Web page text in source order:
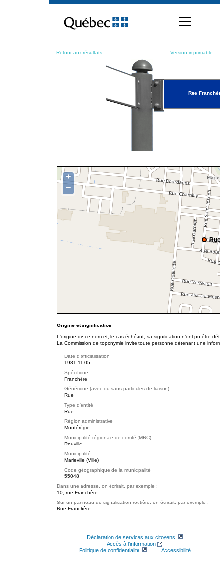
contenu
Retour aux résultats Version imprimable
Rue
+
−
Origine et signification
L'origine de ce nom et, le cas échéant, sa signification n’ont pu être
La Commission de toponymie invite toute personne détenant une
Date d'officialisation
1981-11-05
Spécifique
Franchère
Générique (avec ou sans particules de liaison)
Rue
Type d'entité
Rue
Région administrative
Montérégie
Municipalité régionale de comté (MRC)
Rouville
Municipalité
Marieville (Ville)
Code géographique de la municipalité
55048
Dans une adresse, on écrirait, par exemple :
10, rue Franchère
Sur un panneau de signalisation routière, on écrirait, par exemple :
Rue Franchère
Déclaration de services aux citoyens
Accès à l’information
Politique de confidentialité
Accessibilité